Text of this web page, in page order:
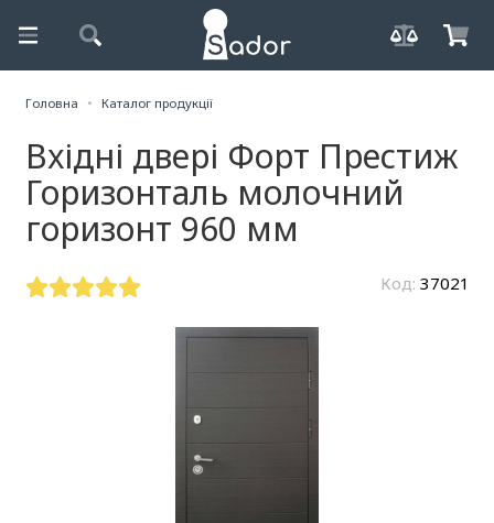
Головна Каталог продукції
Вхідні двері Форт Престиж
Горизонталь молочний
горизонт 960 мм
Код: 37021